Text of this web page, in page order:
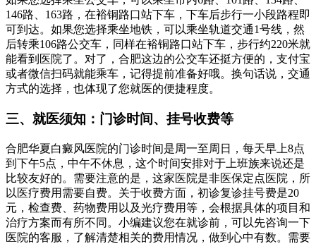
146路、163路，在裕铜路口站下车，下车后步行一小段路程即
可到达。如果您选择乘坐地铁，可以乘坐轨道交通1号线，然
后转乘106路公交车，同样在裕铜路口站下车，步行约220米就
能看到医院了。对了，合肥这边的公交车还挺方便的，支付宝
或者微信扫码就能乘车，记得提前准备好哦。换句话说，交通
方式的选择，也体现了您就医的便捷程度。
三、就医须知：门诊时间、挂号收费等
合肥华夏白癜风医院的门诊时间是周一至周日，每天早上8点
到下午5点，中午不休息，这个时间安排对于上班族来说还是
比较友好的。需要注意的是，这家医院是非医保定点医院，所
以医疗费用需要自费。关于收费方面，初诊复诊挂号费是20
元，检查费、药物费用以及光疗费用等，会根据具体的项目和
治疗方案而有所不同。小编建议您在就诊前，可以先咨询一下
医院的客服，了解清楚相关的费用情况，做到心中有数。需要